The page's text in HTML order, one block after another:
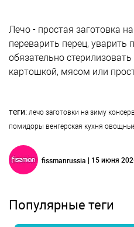
Лечо - простая заготовка
переварить перец,
обязательно
картошкой, мясом или
теги: лечо заготовки на зиму
помидоры венгерская кухня
fissmanrussia | 15 июня
Популярные теги